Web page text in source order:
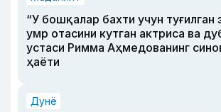
“У бошқалар бахти учун туғилган
умр отасини кутган актриса ва
устаси Римма Аҳмедованинг
ҳаёти
Дунё